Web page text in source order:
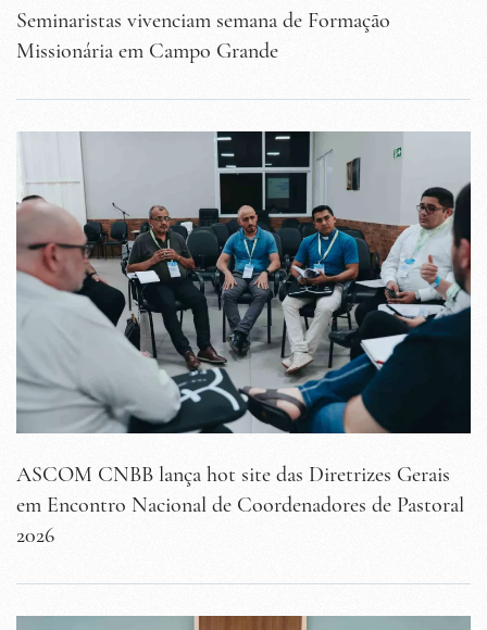
Seminaristas vivenciam semana de Formação
Missionária em Campo Grande
ASCOM CNBB lança hot site das Diretrizes Gerais
em Encontro Nacional de Coordenadores de Pastoral
2026